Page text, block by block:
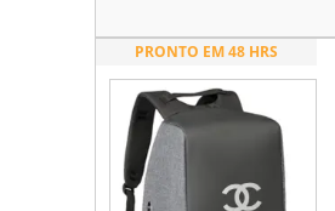
PRONTO EM 48 HRS